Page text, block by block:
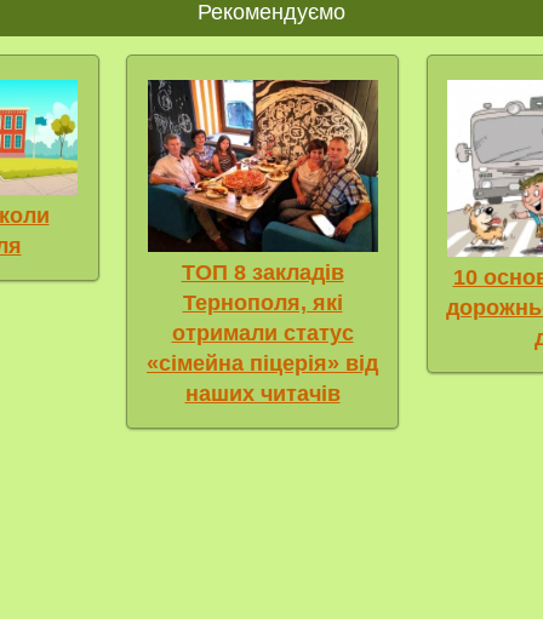
Рекомендуємо
ТОП 8 закладів
Тернополя, які
отримали статус
«сімейна піцерія» від
наших читачів
10